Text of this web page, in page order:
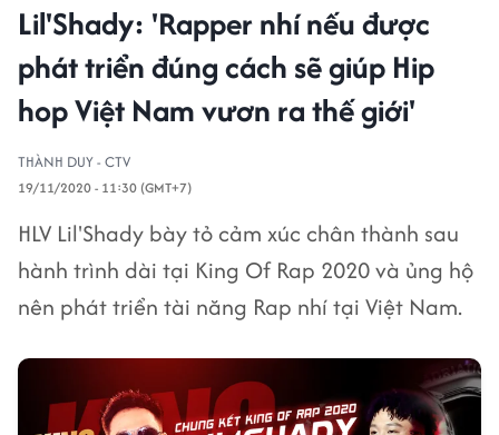
Lil'Shady: 'Rapper nhí nếu được
phát triển đúng cách sẽ giúp Hip
hop Việt Nam vươn ra thế giới'
THÀNH DUY - CTV
19/11/2020 - 11:30 (GMT+7)
HLV Lil'Shady bày tỏ cảm xúc chân thành sau
hành trình dài tại King Of Rap 2020 và ủng hộ
nên phát triển tài năng Rap nhí tại Việt Nam.